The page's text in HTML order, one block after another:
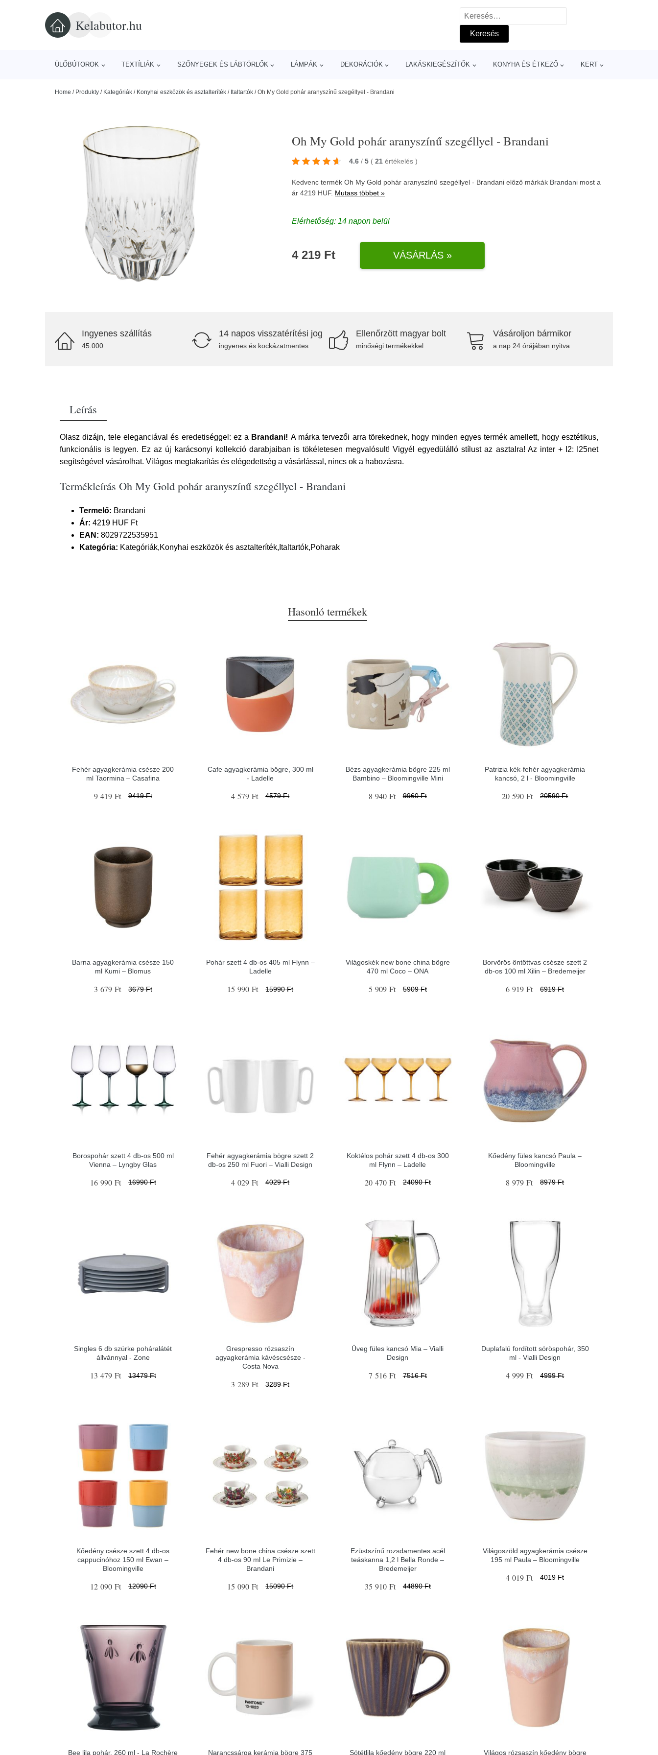
Kelabutor.hu
Keresés:
ÜLŐBÚTOROK TEXTÍLIÁK SZŐNYEGEK ÉS LÁBTÖRLŐK LÁMPÁK DEKORÁCIÓK LAKÁSKIEGÉSZÍTŐK KONYHA ÉS ÉTKEZŐ KERT
Home / Produkty / Kategóriák / Konyhai eszközök és asztalteríték / Italtartók /Oh My Gold pohár aranyszínű szegéllyel - Brandani
Oh My Gold pohár aranyszínű szegéllyel - Brandani
4.6 / 5 ( 21 értékelés)
Kedvenc termék Oh My Gold pohár aranyszínű szegéllyel - Brandani előző márkák Brandani most a
ár 4219 HUF. Mutass többet »
Elérhetőség: 14 napon belül
4 219 Ft VÁSÁRLÁS »
Ingyenes szállítás
45.000
14 napos visszatérítési jog
ingyenes és kockázatmentes
Ellenőrzött magyar bolt
minőségi termékekkel
Vásároljon bármikor
a nap 24 órájában nyitva
Leírás
Olasz dizájn, tele eleganciával és eredetiséggel: ez a Brandani! A márka tervezői arra törekednek, hogy minden egyes termék amellett, hogy esztétikus,
funkcionális is legyen. Ez az új karácsonyi kollekció darabjaiban is tökéletesen megvalósult! Vigyél egyedülálló stílust az asztalra! Az inter + I2: I25net
segítségével vásárolhat. Világos megtakarítás és elégedettség a vásárlással, nincs ok a habozásra.
Termékleírás Oh My Gold pohár aranyszínű szegéllyel - Brandani
Termelő: Brandani
Ár: 4219 HUF Ft
EAN: 8029722535951
Kategória: Kategóriák,Konyhai eszközök és asztalteríték,Italtartók,Poharak
Hasonló termékek
Fehér agyagkerámia csésze 200
ml Taormina – Casafina
9 419 Ft 9419 Ft
Cafe agyagkerámia bögre, 300 ml
- Ladelle
4 579 Ft 4579 Ft
Bézs agyagkerámia bögre 225 ml
Bambino – Bloomingville Mini
8 940 Ft 9960 Ft
Patrizia kék-fehér agyagkerámia
kancsó, 2 l - Bloomingville
20 590 Ft 20590 Ft
Barna agyagkerámia csésze 150
ml Kumi – Blomus
3 679 Ft 3679 Ft
Pohár szett 4 db-os 405 ml Flynn –
Ladelle
15 990 Ft 15990 Ft
Világoskék new bone china bögre
470 ml Coco – ONA
5 909 Ft 5909 Ft
Borvörös öntöttvas csésze szett 2
db-os 100 ml Xilin – Bredemeijer
6 919 Ft 6919 Ft
Borospohár szett 4 db-os 500 ml
Vienna – Lyngby Glas
16 990 Ft 16990 Ft
Fehér agyagkerámia bögre szett 2
db-os 250 ml Fuori – Vialli Design
4 029 Ft 4029 Ft
Koktélos pohár szett 4 db-os 300
ml Flynn – Ladelle
20 470 Ft 24090 Ft
Kőedény füles kancsó Paula –
Bloomingville
8 979 Ft 8979 Ft
Singles 6 db szürke poháralátét
állvánnyal - Zone
13 479 Ft 13479 Ft
Grespresso rózsaszín
agyagkerámia kávéscsésze -
Costa Nova
3 289 Ft 3289 Ft
Üveg füles kancsó Mia – Vialli
Design
7 516 Ft 7516 Ft
Duplafalú fordított söröspohár, 350
ml - Vialli Design
4 999 Ft 4999 Ft
Kőedény csésze szett 4 db-os
cappucinóhoz 150 ml Ewan –
Bloomingville
12 090 Ft 12090 Ft
Fehér new bone china csésze szett
4 db-os 90 ml Le Primizie –
Brandani
15 090 Ft 15090 Ft
Ezüstszínű rozsdamentes acél
teáskanna 1,2 l Bella Ronde –
Bredemeijer
35 910 Ft 44890 Ft
Világoszöld agyagkerámia csésze
195 ml Paula – Bloomingville
4 019 Ft 4019 Ft
Bee lila pohár, 260 ml - La Rochère Narancssárga kerámia bögre 375 Sötétlila kőedény bögre 220 ml Világos rózsaszín kőedény bögre